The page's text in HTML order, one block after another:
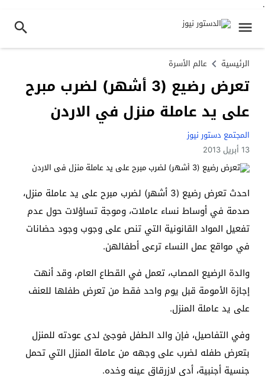
.
الرئيسية عالم الأسرة
تعرض رضيع (3 أشهر) لضرب مبرح
على يد عاملة منزل في الاردن
المجتمع دستور نيوز
13 أبريل 2013
احدث تعرض رضيع (3 أشهر) لضرب مبرح على يد عاملة منزل،
صدمة في أوساط نساء عاملات، وموجة تساؤلات حول عدم
تفعيل المواد القانونية التي تنص على وجوب وجود حضانات
في مواقع عمل النساء ترعى أطفالهن.
والدة الرضيع المصاب، تعمل في القطاع العام، وقد أنهت
إجازة الأمومة قبل يوم واحد فقط من تعرض طفلها للعنف
على يد عاملة المنزل.
وفي التفاصيل، فإن والد الطفل فوجئ لدى عودته للمنزل
بتعرض طفله لضرب على وجهه من عاملة المنزل التي تحمل
جنسية أجنبية، أدى لازرقاق عينه وخده.